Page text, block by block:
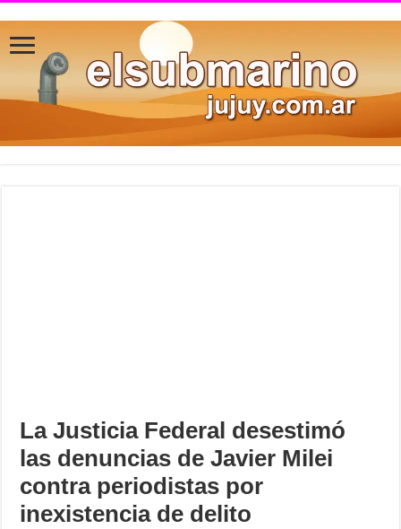
La Justicia Federal desestimó
las denuncias de Javier Milei
contra periodistas por
inexistencia de delito